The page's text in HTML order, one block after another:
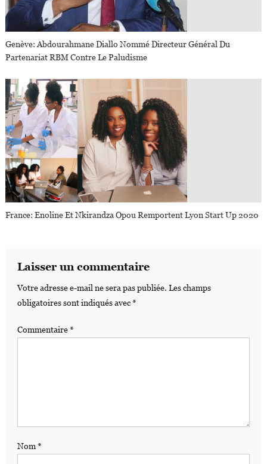
Genève: Abdourahmane Diallo Nommé Directeur Général Du
Partenariat RBM Contre Le Paludisme
France: Enoline Et Nkirandza Opou Remportent Lyon Start Up 2020
Laisser un commentaire
Votre adresse e-mail ne sera pas publiée. Les champs
obligatoires sont indiqués avec*
Commentaire*
Nom*